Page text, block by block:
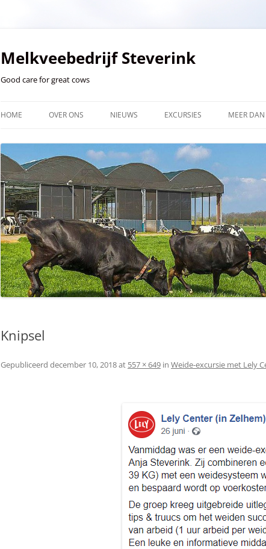
inhoud
Melkveebedrijf Steverink
Good care for great cows
HOME OVER ONS NIEUWS EXCURSIES MEER
Knipsel
Gepubliceerd december 10, 2018at 557 × 649 in Weide-excursie met Lely